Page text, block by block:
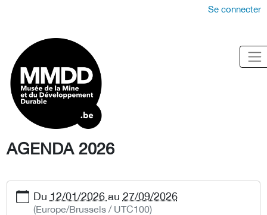
Se connecter
AGENDA 2026
Du 12/01/2026 au 27/09/2026
(Europe/Brussels / UTC100)